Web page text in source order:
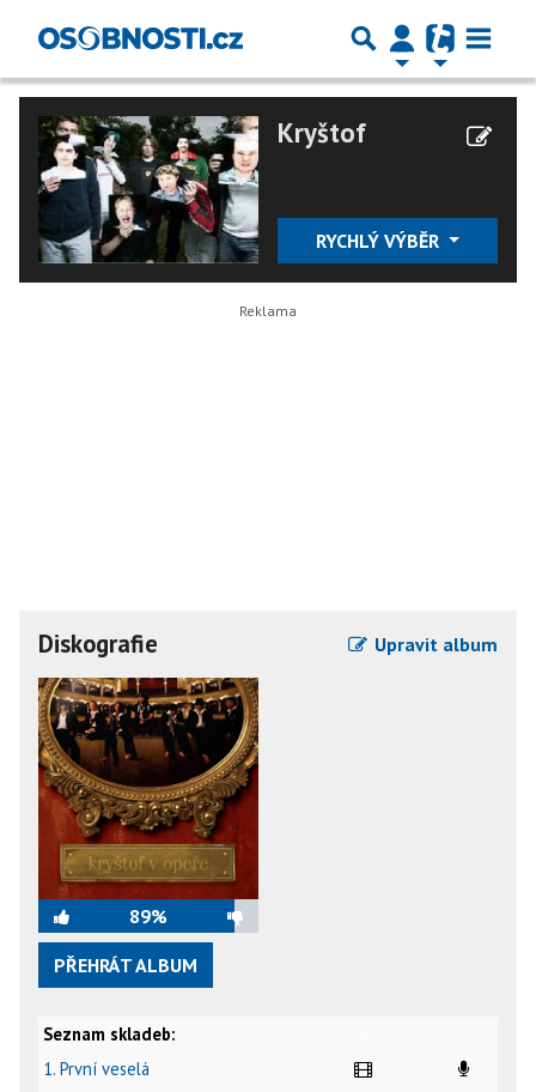
Kryštof
RYCHLÝ VÝBĚR
Diskografie Upravit album
89%
PŘEHRÁT ALBUM
Seznam skladeb:
1. První veselá